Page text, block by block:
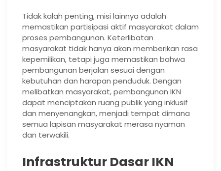
Tidak kalah penting, misi lainnya adalah
memastikan partisipasi aktif masyarakat dalam
proses pembangunan. Keterlibatan
masyarakat tidak hanya akan memberikan rasa
kepemilikan, tetapi juga memastikan bahwa
pembangunan berjalan sesuai dengan
kebutuhan dan harapan penduduk. Dengan
melibatkan masyarakat, pembangunan IKN
dapat menciptakan ruang publik yang inklusif
dan menyenangkan, menjadi tempat dimana
semua lapisan masyarakat merasa nyaman
dan terwakili.
Infrastruktur Dasar IKN